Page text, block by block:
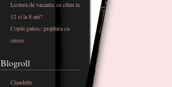
Lectura de vacanta: ce citim la
12 si la 8 ani?
Copiii gatesc: prajitura cu
cirese
Blogroll
Claudette